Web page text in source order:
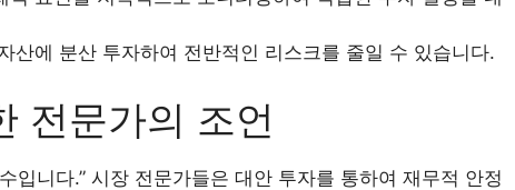
산에 분산 투자하여 전반적인 리스크를 줄일 수 있습니다.
전문가의 조언
입니다.” 시장 전문가들은 대안 투자를 통하여 재무적 안정